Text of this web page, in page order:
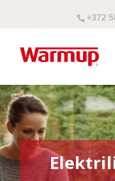
+372